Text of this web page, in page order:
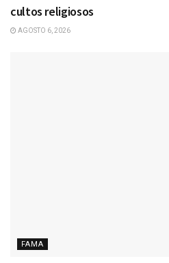
cultos religiosos
AGOSTO 6, 2026
FAMA